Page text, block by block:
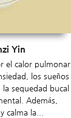
Yin
el calor pulmonar
los sueños
sequedad bucal
Además,
calma la...